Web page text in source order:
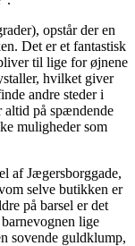
opstår der en
Det er et fantastisk
til lige for øjnene
hvilket giver
andre steder i
på spændende
muligheder som
af Jægersborggade,
selve butikken er
på barsel er det
lige
sovende guldklump,